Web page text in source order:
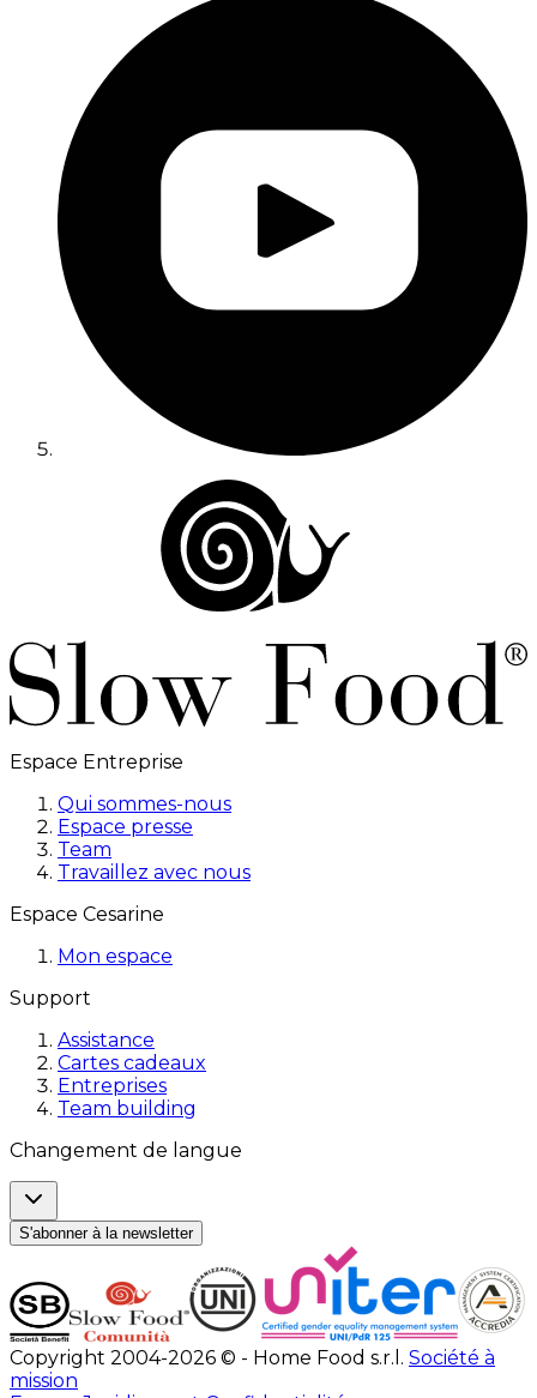
Espace Entreprise
Qui sommes-nous
Espace presse
Team
Travaillez avec nous
Espace Cesarine
Mon espace
Support
Assistance
Cartes cadeaux
Entreprises
Team building
Changement de langue
S'abonner à la newsletter
Copyright 2004-2026 © - Home Food s.r.l. Société à
mission